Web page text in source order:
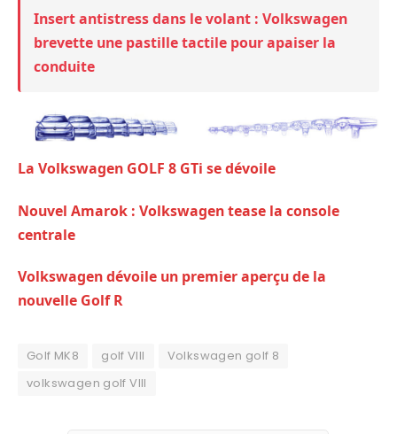
Insert antistress dans le volant : Volkswagen
brevette une pastille tactile pour apaiser la
conduite
La Volkswagen GOLF 8 GTi se dévoile
Nouvel Amarok : Volkswagen tease la console
centrale
Volkswagen dévoile un premier aperçu de la
nouvelle Golf R
Golf MK8 golf VIII
Volkswagen golf 8
volkswagen golf VIII